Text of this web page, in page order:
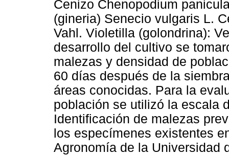
Cenizo Chenopodium
(gineria) Senecio vulgaris L.
Vahl. Violetilla (golondrina):
desarrollo del cultivo se
malezas y densidad de
60 días después de la
áreas conocidas. Para la
población se utilizó la escala
Identificación de malezas
los especímenes existentes
Agronomía de la Universidad